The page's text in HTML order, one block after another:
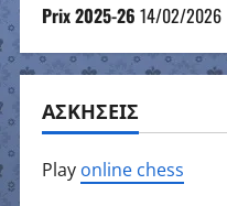
Prix 2025-26 14/02/2026
ΑΣΚΗΣΕΙΣ
Play online chess